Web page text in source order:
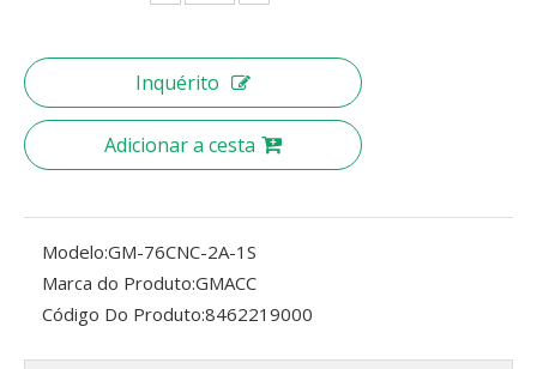
Inquérito
Adicionar a cesta
Modelo:GM-76CNC-2A-1S
Marca do Produto:GMACC
Código Do Produto:8462219000